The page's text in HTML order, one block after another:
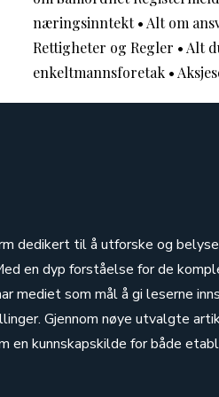
næringsinntekt• Alt om
Rettigheter og Regler • Alt
enkeltmannsforetak •
dedikert til å utforske og
en dyp forståelse for de
mediet som mål å gi leserne
Gjennom nøye utvalgte
en kunnskapskilde for både